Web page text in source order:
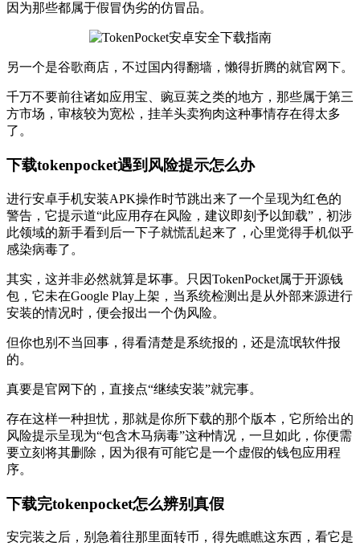
因为那些都属于假冒伪劣的仿冒品。
另一个是谷歌商店，不过国内得翻墙，懒得折腾的就官网下。
千万不要前往诸如应用宝、豌豆荚之类的地方，那些属于第三
方市场，审核较为宽松，挂羊头卖狗肉这种事情存在得太多
了。
下载tokenpocket遇到风险提示怎么办
进行安卓手机安装APK操作时节跳出来了一个呈现为红色的
警告，它提示道“此应用存在风险，建议即刻予以卸载”，初涉
此领域的新手看到后一下子就慌乱起来了，心里觉得手机似乎
感染病毒了。
其实，这并非必然就算是坏事。只因TokenPocket属于开源钱
包，它未在Google Play上架，当系统检测出是从外部来源进行
安装的情况时，便会报出一个伪风险。
但你也别不当回事，得看清楚是系统报的，还是流氓软件报
的。
真要是官网下的，直接点“继续安装”就完事。
存在这样一种担忧，那就是你所下载的那个版本，它所给出的
风险提示呈现为“包含木马病毒”这种情况，一旦如此，你便需
要立刻将其删除，因为很有可能它是一个虚假的钱包应用程
序。
下载完tokenpocket怎么辨别真假
安完装之后，别急着往那里面转币，得先瞧瞧这东西，看它是